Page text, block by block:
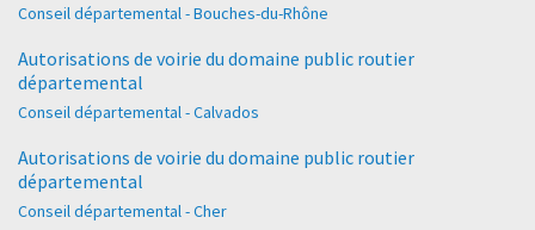
Conseil départemental - Bouches-du-Rhône
Autorisations de voirie du domaine public routier
départemental
Conseil départemental - Calvados
Autorisations de voirie du domaine public routier
départemental
Conseil départemental - Cher